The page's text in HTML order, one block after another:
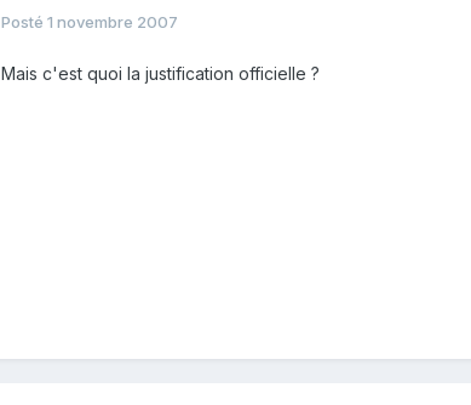
Posté 1 novembre 2007
Mais c'est quoi la justification officielle ?